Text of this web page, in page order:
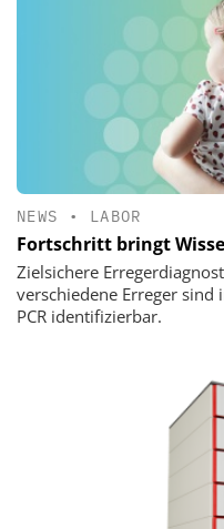
NEWS • LABOR
Fortschritt bringt
Zielsichere
verschiedene Erreger
PCR identifizierbar.